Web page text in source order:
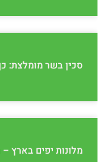
סכין בשר מומלצת:
מלונות יפים בארץ